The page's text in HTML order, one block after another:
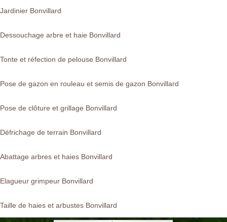
Jardinier Bonvillard
Dessouchage arbre et haie Bonvillard
Tonte et réfection de pelouse Bonvillard
Pose de gazon en rouleau et semis de gazon Bonvillard
Pose de clôture et grillage Bonvillard
Défrichage de terrain Bonvillard
Abattage arbres et haies Bonvillard
Elagueur grimpeur Bonvillard
Taille de haies et arbustes Bonvillard